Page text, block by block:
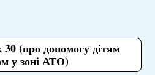
(про допомогу дітям
у зоні АТО)